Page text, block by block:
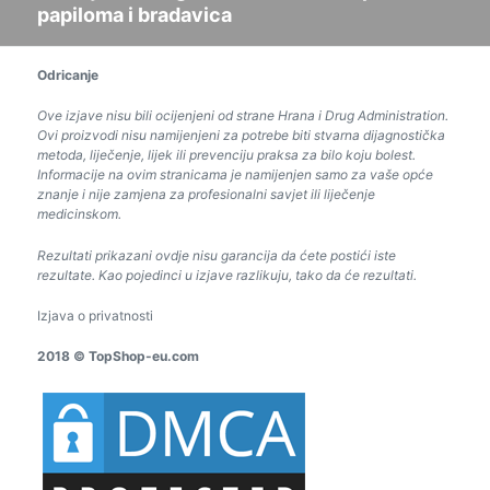
papiloma i bradavica
Odricanje
Ove izjave nisu bili ocijenjeni od strane Hrana i Drug Administration.
Ovi proizvodi nisu namijenjeni za potrebe biti stvarna dijagnostička
metoda, liječenje, lijek ili prevenciju praksa za bilo koju bolest.
Informacije na ovim stranicama je namijenjen samo za vaše opće
znanje i nije zamjena za profesionalni savjet ili liječenje
medicinskom.
Rezultati prikazani ovdje nisu garancija da ćete postići iste
rezultate. Kao pojedinci u izjave razlikuju, tako da će rezultati.
Izjava o privatnosti
2018 © TopShop-eu.com